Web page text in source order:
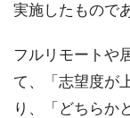
実施したもので
フルリモートや
て、「志望度が
り、「どちらか